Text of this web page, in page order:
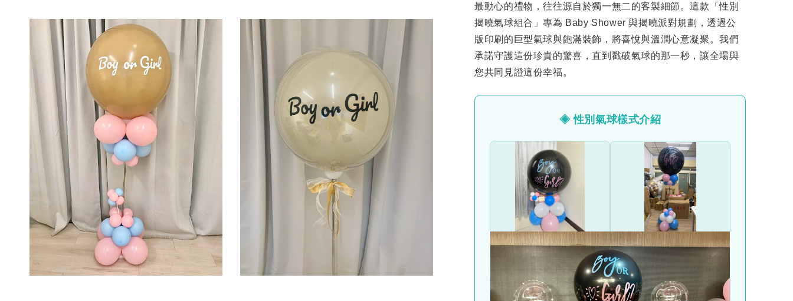
最動心的禮物，往往源自於獨一無二的客製細節。這款「性別
揭曉氣球組合」專為 Baby Shower 與揭曉派對規劃，透過公
版印刷的巨型氣球與飽滿裝飾，將喜悅與溫潤心意凝聚。我們
承諾守護這份珍貴的驚喜，直到戳破氣球的那一秒，讓全場與
您共同見證這份幸福。
◈ 性別氣球樣式介紹
落地型 支架型